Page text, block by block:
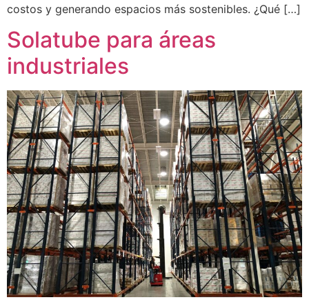
costos y generando espacios más sostenibles. ¿Qué […]
Solatube para áreas
industriales